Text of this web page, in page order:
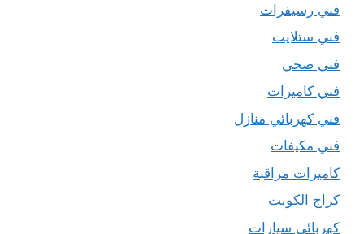
فني رسيفرات
فني ستلايت
فني صحي
فني كاميرات
فني كهربائي منازل
فني مكيفات
كاميرات مراقبة
كراج الكويت
كهربائي سيارات